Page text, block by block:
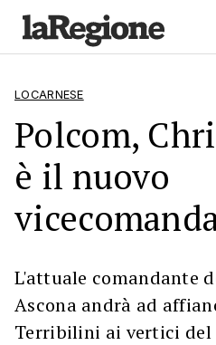
LOCARNESE
Polcom,
è il nuovo
L'attuale comandante
Ascona andrà ad
Terribilini ai vertici del